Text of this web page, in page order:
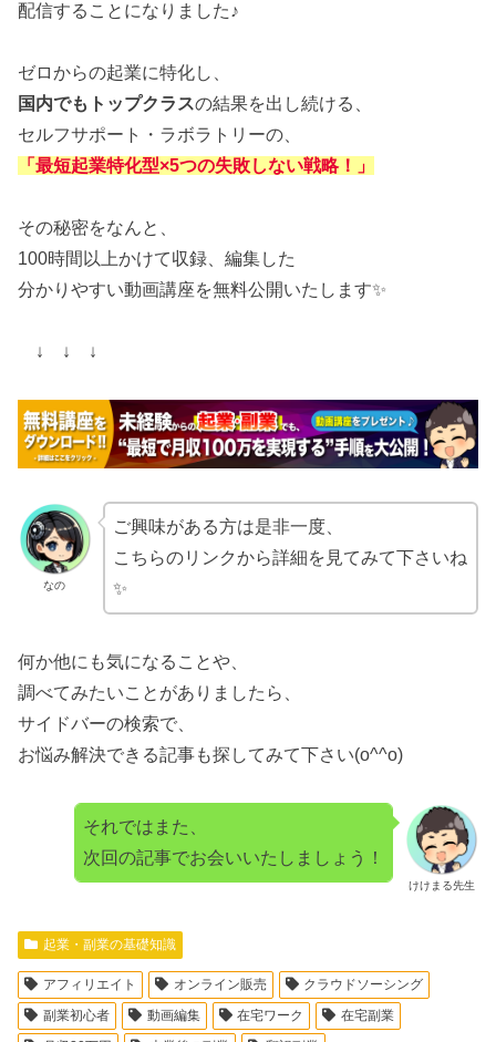
配信することになりました♪
ゼロからの起業に特化し、
国内でもトップクラスの結果を出し続ける、
セルフサポート・ラボラトリーの、
「最短起業特化型×5つの失敗しない戦略！」
その秘密をなんと、
100時間以上かけて収録、編集した
分かりやすい動画講座を無料公開いたします✨
↓ ↓ ↓
なの
ご興味がある方は是非一度、
こちらのリンクから詳細を見てみて下さいね
✨
何か他にも気になることや、
調べてみたいことがありましたら、
サイドバーの検索で、
お悩み解決できる記事も探してみて下さい(o^^o)
けけまる先生
それではまた、
次回の記事でお会いいたしましょう！
起業・副業の基礎知識
アフィリエイト オンライン販売
クラウドソーシング
副業初心者
動画編集 在宅ワーク
在宅副業